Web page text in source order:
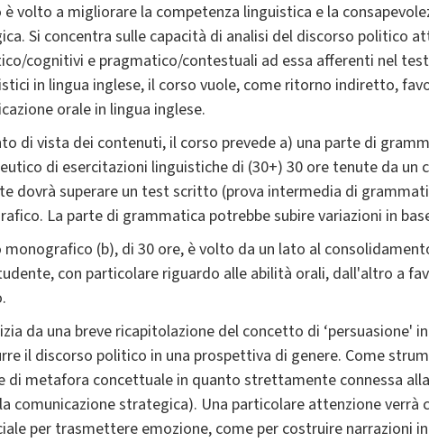
è volto a migliorare la competenza linguistica e la
Si concentra sulle capacità di analisi del discorso politico
cognitivi e pragmatico/contestuali ad essa afferenti nel
in lingua inglese, il corso vuole, come ritorno indiretto,
orale in lingua inglese.
di vista dei contenuti, il corso prevede a) una parte di
di esercitazioni linguistiche di (30+) 30 ore tenute da
dovrà superare un test scritto (prova intermedia di
La parte di grammatica potrebbe subire variazioni in
monografico (b), di 30 ore, è volto da un lato al
con particolare riguardo alle abilità orali, dall'altro a
da una breve ricapitolazione del concetto di ‘persuasione'
il discorso politico in una prospettiva di genere. Come
di metafora concettuale in quanto strettamente connessa
comunicazione strategica). Una particolare attenzione
per trasmettere emozione, come per costruire narrazioni